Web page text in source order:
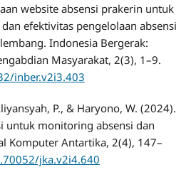
website absensi prakerin untuk
efektivitas pengelolaan absensi
Indonesia Bergerak:
Masyarakat, 2(3), 1–9.
inber.v2i3.403
P., & Haryono, W. (2024).
untuk monitoring absensi dan
Komputer Antartika, 2(4), 147–
jka.v2i4.640